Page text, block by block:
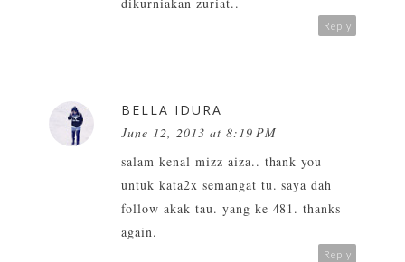
Reply
BELLA IDURA
June 12, 2013 at 8:19 PM
salam kenal mizz aiza.. thank you
untuk kata2x semangat tu. saya dah
follow akak tau. yang ke 481. thanks
again.
Reply